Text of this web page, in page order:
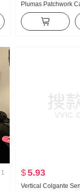
Plumas Patchwork
Estilo de otoño
incrustaciones de
tirantes Sin mangas
1
$5.93
Vertical Colgante